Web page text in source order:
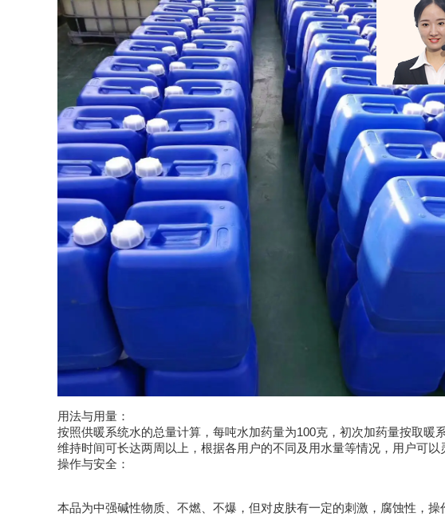
用法与用量：
按照供暖系统水的总量计算，每吨水加药量为100克，初次加药量按取暖
维持时间可长达两周以上，根据各用户的不同及用水量等情况，用户可以
操作与安全：
本品为中强碱性物质、不燃、不爆，但对皮肤有一定的刺激，腐蚀性，